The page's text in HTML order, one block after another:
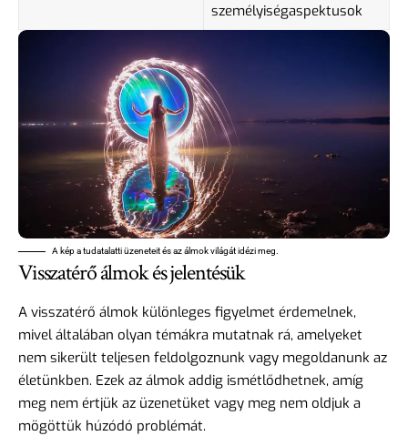
személyiségaspektusok
A kép a tudatalatti üzeneteit és az álmok világát idézi meg.
Visszatérő álmok és jelentésük
A visszatérő álmok különleges figyelmet érdemelnek,
mivel általában olyan témákra mutatnak rá, amelyeket
nem sikerült teljesen feldolgoznunk vagy megoldanunk az
életünkben. Ezek az álmok addig ismétlődhetnek, amíg
meg nem értjük az üzenetüket vagy meg nem oldjuk a
mögöttük húzódó problémát.